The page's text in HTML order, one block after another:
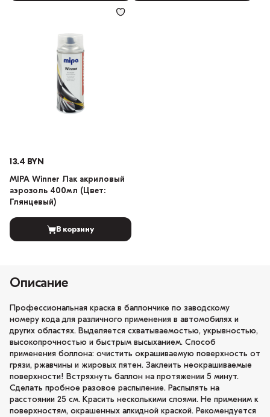
13.4 BYN
MIPA Winner Лак акриловый
аэрозоль 400мл (Цвет:
Глянцевый)
В корзину
Описание
Профессиональная краска в баллончике по заводскому
номеру кода для различного применения в автомобилях и
других областях. Выделяется схватываемостью, укрывностью,
высокопрочностью и быстрым высыханием. Способ
применения боллона: очистить окрашиваемую поверхность от
грязи, ржавчины и жировых пятен. Заклеить неокрашиваемые
поверхности! Встряхнуть баллон на протяжении 5 минут.
Сделать пробное разовое распыление. Распылять на
расстоянии 25 см. Красить несколькими слоями. Не применим к
поверхностям, окрашенных алкидной краской. Рекомендуется